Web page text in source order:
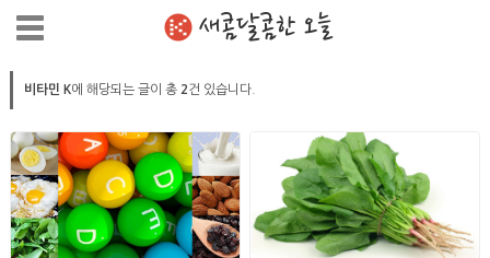
새콤달콤한 오늘
비타민 K에 해당되는 글이 총 2건 있습니다.